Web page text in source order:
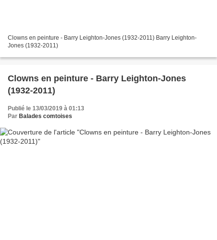
Clowns en peinture - Barry Leighton-Jones (1932-2011) Barry Leighton-
Jones (1932-2011)
Clowns en peinture - Barry Leighton-Jones
(1932-2011)
Publié le 13/03/2019 à 01:13
Par Balades comtoises